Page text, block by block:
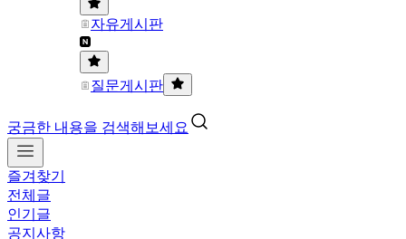
자유게시판
질문게시판
궁금한 내용을 검색해보세요
즐겨찾기
전체글
인기글
공지사항